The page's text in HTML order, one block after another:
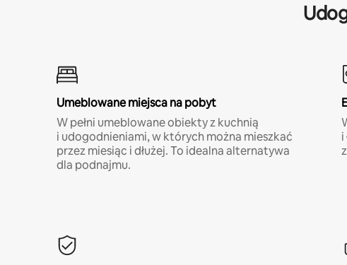
Umeblowane miejsca na pobyt
W pełni umeblowane obiekty z kuchnią
i udogodnieniami, w których można mieszkać
przez miesiąc i dłużej. To idealna alternatywa
dla podnajmu.
i